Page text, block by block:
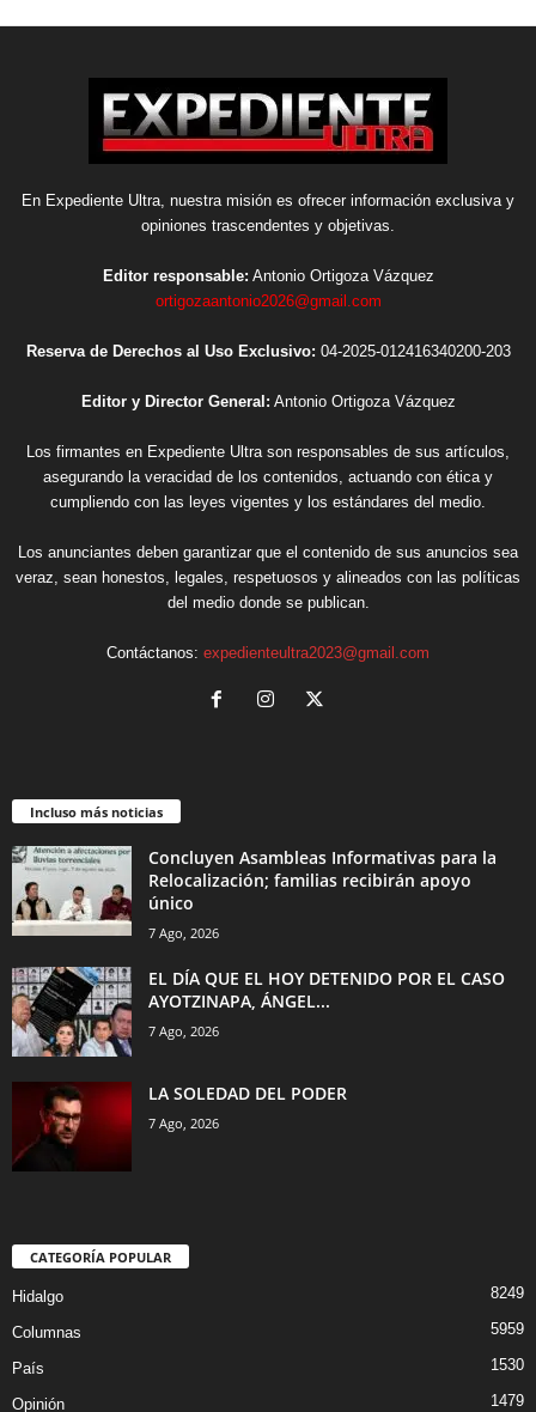
En Expediente Ultra, nuestra misión es ofrecer información exclusiva y
opiniones trascendentes y objetivas.
Editor responsable: Antonio Ortigoza Vázquez
ortigozaantonio2026@gmail.com
Reserva de Derechos al Uso Exclusivo: 04-2025-012416340200-203
Editor y Director General: Antonio Ortigoza Vázquez
Los firmantes en Expediente Ultra son responsables de sus artículos,
asegurando la veracidad de los contenidos, actuando con ética y
cumpliendo con las leyes vigentes y los estándares del medio.
Los anunciantes deben garantizar que el contenido de sus anuncios sea
veraz, sean honestos, legales, respetuosos y alineados con las políticas
del medio donde se publican.
Contáctanos: expedienteultra2023@gmail.com
Incluso más noticias
Concluyen Asambleas Informativas para la
Relocalización; familias recibirán apoyo
único
7 Ago, 2026
EL DÍA QUE EL HOY DETENIDO POR EL CASO
AYOTZINAPA, ÁNGEL...
7 Ago, 2026
LA SOLEDAD DEL PODER
7 Ago, 2026
CATEGORÍA POPULAR
Hidalgo 8249
Columnas 5959
País 1530
Opinión 1479